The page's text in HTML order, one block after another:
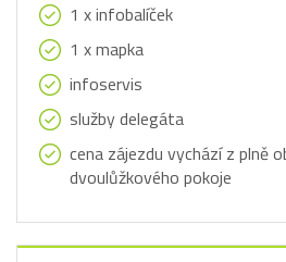
1 x infobalíček
1 x mapka
infoservis
služby delegáta
cena zájezdu vychází z plně
dvoulůžkového pokoje